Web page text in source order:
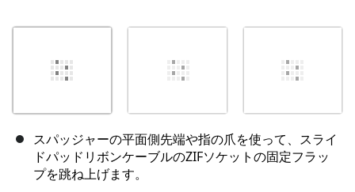
スパッジャーの平面側先端や指の爪を使って、スライ
ドパッドリボンケーブルのZIFソケットの固定フラッ
プを跳ね上げます。